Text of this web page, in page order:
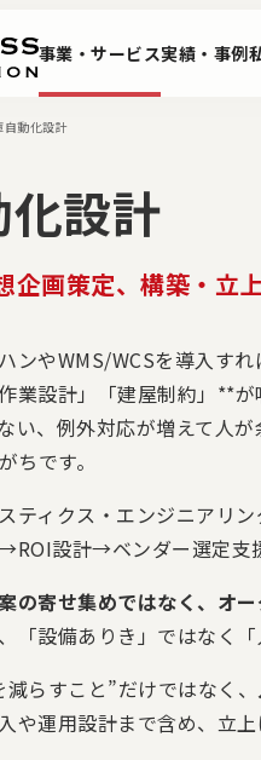
事業・サービス
ィング データ基盤構
実績・事例
代表挨拶
自動化設計
設計
企画策定、構築・立
ンやWMS/WCSを導入す
業設計」「建屋制約」**
い、例外対応が増えて人
ちです。
ティクス・エンジニアリ
設計→ベンダー選定支
の寄せ集めではなく、オ
、「設備ありき」ではなく
らすこと”だけではなく、
や運用設計まで含め、立